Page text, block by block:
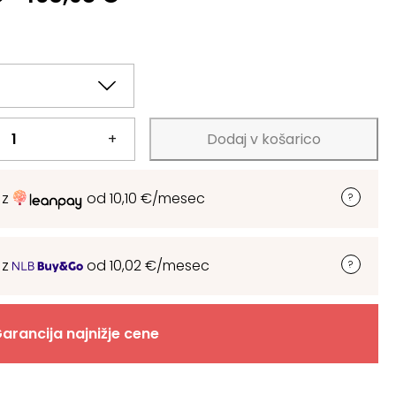
+ Dodaj v košarico
od 10,10 €/mesec
od 10,02€/mesec
najnižje cene